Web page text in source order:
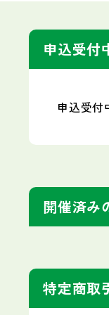
申込受付
申込受
開催済み
特定商取